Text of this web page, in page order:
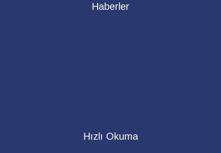
Haberler
Hızlı Okuma